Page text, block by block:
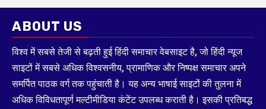
ABOUT US
विश्व में सबसे तेजी से बढ़ती हुई हिंदी समाचार वेबसाइट है, जो हिंदी न्यूज
साइटों में सबसे अधिक विश्वसनीय, प्रामाणिक और निष्पक्ष समाचार अपने
समर्पित पाठक वर्ग तक पहुंचाती है। यह अन्य भाषाई साइटों की तुलना में
अधिक विविधतापूर्ण मल्टीमीडिया कंटेंट उपलब्ध कराती है। इसकी प्रतिबद्ध